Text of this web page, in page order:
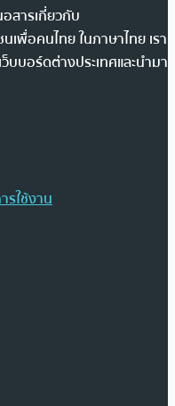
สารเกี่ยวกับ
เพื่อคนไทย ในภาษาไทย เรา
บบอร์ดต่างประเทศและนำมา
รใช้งาน